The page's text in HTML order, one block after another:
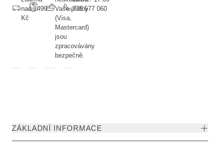
nad 1499
Kč
Vaše platby
(Visa,
Mastercard)
jsou
zpracovávány
bezpečně.
775 577 060
ZÁKLADNÍ INFORMACE